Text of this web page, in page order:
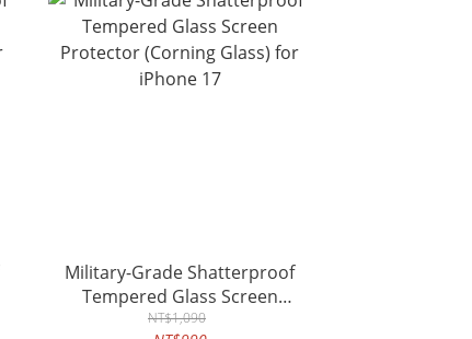
Military-Grade Shatterproof
Tempered Glass Screen
Protector (Corning Glass) for
NT$1,090